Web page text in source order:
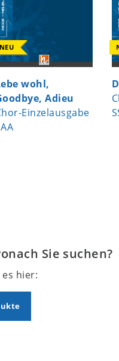
NEU
wohl,
Adieu
Einzelausgabe
Sie suchen?
es hier: